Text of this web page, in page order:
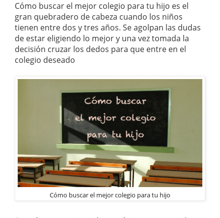
Cómo buscar el mejor colegio para tu hijo es el
gran quebradero de cabeza cuando los niños
tienen entre dos y tres años. Se agolpan las dudas
de estar eligiendo lo mejor y una vez tomada la
decisión cruzar los dedos para que entre en el
colegio deseado
Cómo buscar el mejor colegio para tu hijo